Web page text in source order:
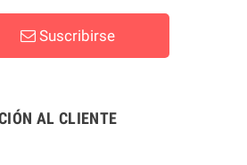
Suscribirse
AL CLIENTE